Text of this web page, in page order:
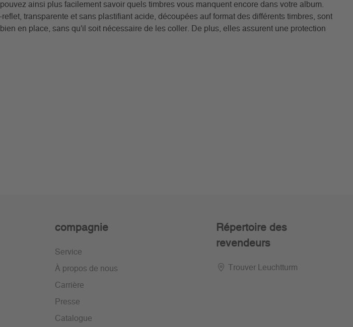
ainsi plus facilement savoir quels timbres vous manquent encore dans votre album.
transparente et sans plastifiant acide, découpées auf format des différents timbres, sont
en place, sans qu'il soit nécessaire de les coller. De plus, elles assurent une protection
compagnie
Service
À propos de nous
Carrière
Presse
Catalogue
Répertoire des
revendeurs
Trouver Leuchtturm